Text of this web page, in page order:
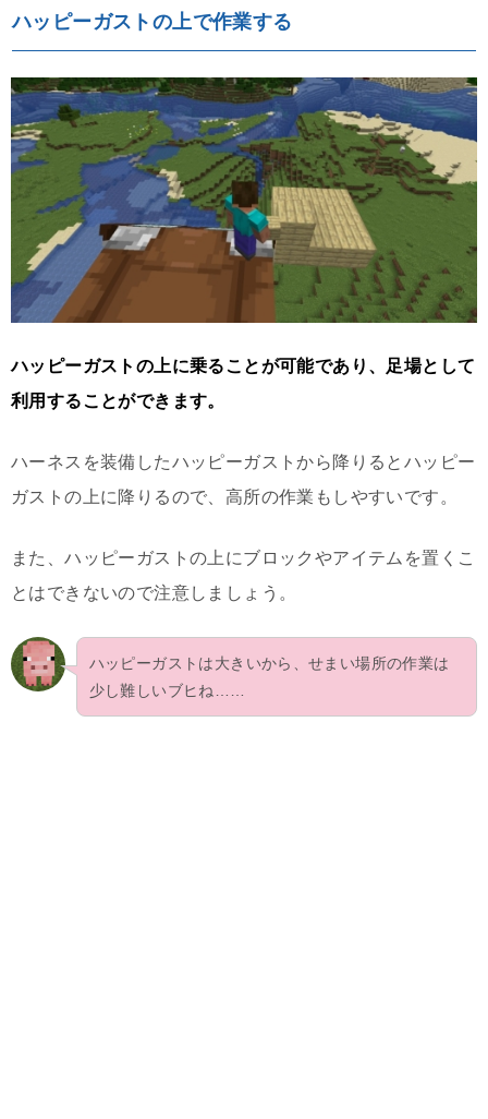
ハッピーガストの上で作業する
ハッピーガストの上に乗ることが可能であり、足場として
利用することができます。
ハーネスを装備したハッピーガストから降りるとハッピー
ガストの上に降りるので、高所の作業もしやすいです。
また、ハッピーガストの上にブロックやアイテムを置くこ
とはできないので注意しましょう。
ハッピーガストは大きいから、せまい場所の作業は
少し難しいブヒね……